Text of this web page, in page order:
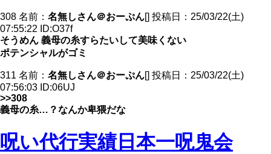
308 名前： 名無しさん＠おーぷん[] 投稿日：25/03/22(土)
07:55:22 ID:O37f
そうめん 義母の糸すらたいして美味くない
ポテンシャルがゴミ
311 名前： 名無しさん＠おーぷん[] 投稿日：25/03/22(土)
07:56:03 ID:06UJ
>>308
義母の糸…？なんか卑猥だな
呪い代行実績日本一呪鬼会